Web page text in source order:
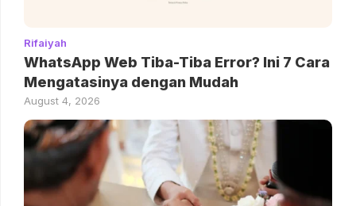
Rifaiyah
WhatsApp Web Tiba-Tiba Error? Ini 7 Cara
Mengatasinya dengan Mudah
August 4, 2026